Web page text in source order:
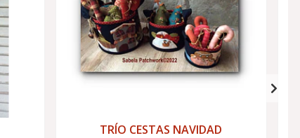
TRÍO CESTAS NAVIDAD